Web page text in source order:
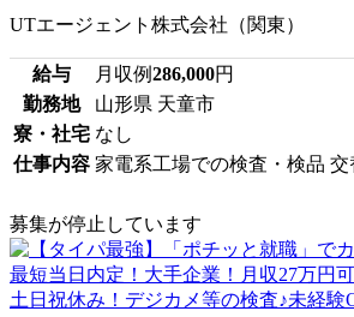
UTエージェント株式会社（関東）
給与 月収例286,000円
勤務地
山形県 天童市
寮・社宅 なし
仕事内容 家電系工場での検査・検品 交
募集が停止しています